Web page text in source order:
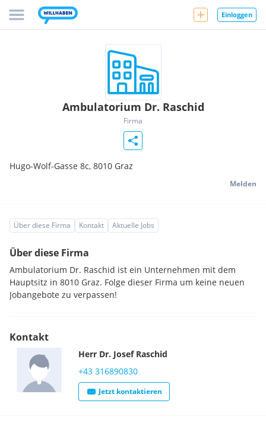
Einloggen
Ambulatorium Dr. Raschid
Firma
Hugo-Wolf-Gasse 8c, 8010 Graz
Melden
Über diese Firma Kontakt Aktuelle Jobs
Über diese Firma
Ambulatorium Dr. Raschid ist ein Unternehmen mit dem
Hauptsitz in 8010 Graz. Folge dieser Firma um keine neuen
Jobangebote zu verpassen!
Kontakt
Herr Dr. Josef Raschid
+43 316890830
Jetzt kontaktieren